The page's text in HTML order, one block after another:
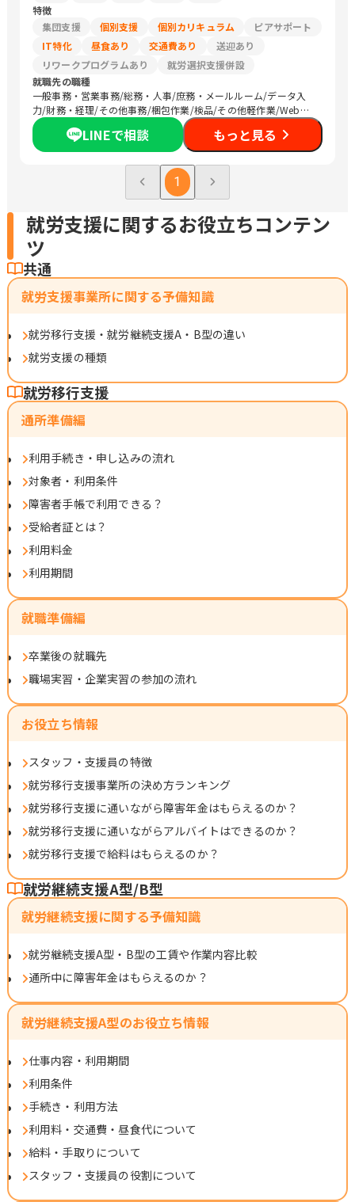
特徴
集団支援
個別支援 個別カリキュラム
ピアサポート
IT特化
昼食あり 交通費あり
送迎あり
リワークプログラムあり
就労選択支援併設
就職先の職種
一般事務・営業事務/総務・人事/庶務・メールルーム/データ入
力/財務・経理/その他事務/梱包作業/検品/その他軽作業/Web制
作/DTPオペレーター/その他クリエイティブ/デザイナー/SEプロ
グラマ/社内情報システム/その他IT/ヘルプデスク/品質管理・生産
管理・メンテナンス/建築土木設計・測量・積算・施工管理/看護
師/医療関連職/清掃/その他
LINEで相談 もっと見る
1
就労支援に関するお役立ちコンテン
ツ
共通
就労支援事業所に関する予備知識
就労移行支援・就労継続支援A・B型の違い
就労支援の種類
就労移行支援
通所準備編
利用手続き・申し込みの流れ
対象者・利用条件
障害者手帳で利用できる？
受給者証とは？
利用料金
利用期間
就職準備編
卒業後の就職先
職場実習・企業実習の参加の流れ
お役立ち情報
スタッフ・支援員の特徴
就労移行支援事業所の決め方ランキング
就労移行支援に通いながら障害年金はもらえるのか？
就労移行支援に通いながらアルバイトはできるのか？
就労移行支援で給料はもらえるのか？
就労継続支援A型/B型
就労継続支援に関する予備知識
就労継続支援A型・B型の工賃や作業内容比較
通所中に障害年金はもらえるのか？
就労継続支援A型のお役立ち情報
仕事内容・利用期間
利用条件
手続き・利用方法
利用料・交通費・昼食代について
給料・手取りについて
スタッフ・支援員の役割について